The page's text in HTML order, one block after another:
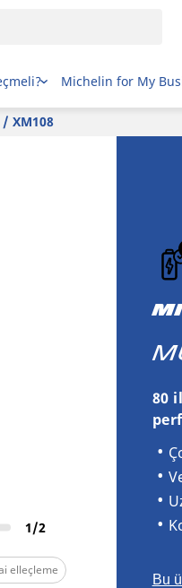
Michelin for My
/ XM108
1/2
elleçleme
80
Bu